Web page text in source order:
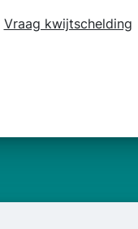
Vraag kwijtschelding